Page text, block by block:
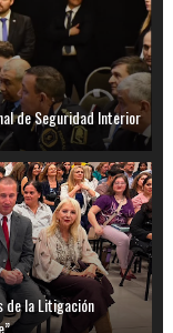
de Seguridad Interior
de la Litigación